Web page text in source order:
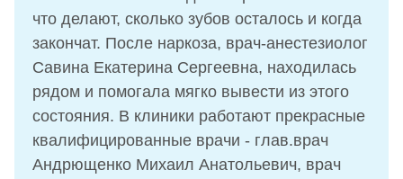
что делают, сколько зубов осталось и когда
закончат. После наркоза, врач-анестезиолог
Савина Екатерина Сергеевна, находилась
рядом и помогала мягко вывести из этого
состояния. В клиники работают прекрасные
квалифицированные врачи - глав.врач
Андрющенко Михаил Анатольевич, врач